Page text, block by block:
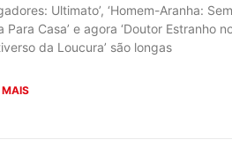
Ultimato’, ‘Homem-Aranha: Sem
Para Casa’ e agora ‘Doutor Estranho
da Loucura’ são longas
MAIS